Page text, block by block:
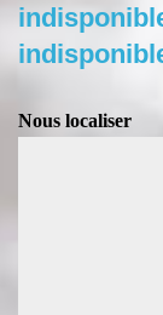
Nous localiser